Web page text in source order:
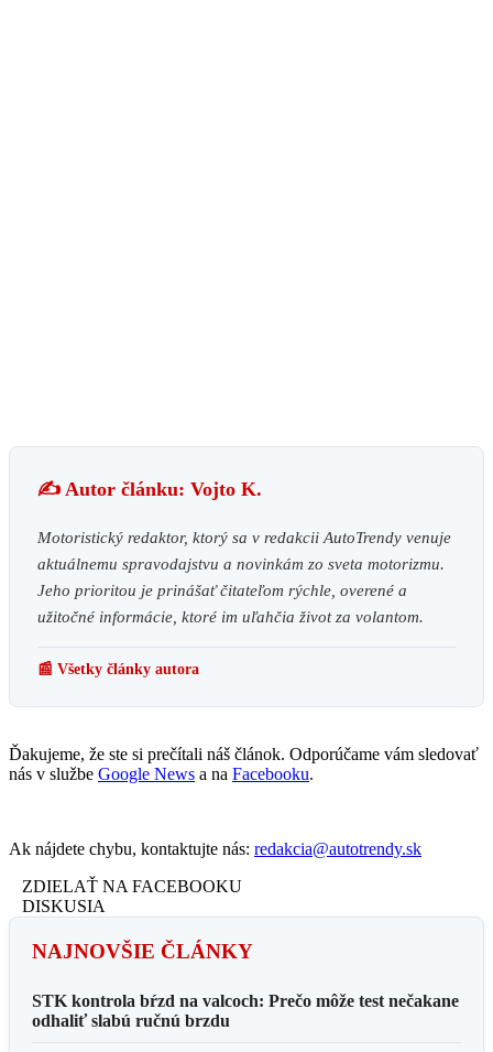
✍️ Autor článku: Vojto K.
Motoristický redaktor, ktorý sa v redakcii AutoTrendy venuje
aktuálnemu spravodajstvu a novinkám zo sveta motorizmu.
Jeho prioritou je prinášať čitateľom rýchle, overené a
užitočné informácie, ktoré im uľahčia život za volantom.
📰 Všetky články autora
Ďakujeme, že ste si prečítali náš článok. Odporúčame vám sledovať
nás v službe Google News a na Facebooku.
Ak nájdete chybu, kontaktujte nás: redakcia@autotrendy.sk
ZDIELAŤ NA FACEBOOKU
DISKUSIA
NAJNOVŠIE ČLÁNKY
STK kontrola bŕzd na valcoch: Prečo môže test nečakane
odhaliť slabú ručnú brzdu